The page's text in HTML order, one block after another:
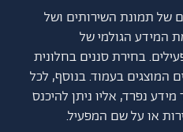
של תמונת השירותים ושל
המידע הגולמי של
בחירת סננים בחלונית
המוצגים בעמוד. בנוסף, לכל
נפרד, אליו ניתן להיכנס
או על שם המפעיל.